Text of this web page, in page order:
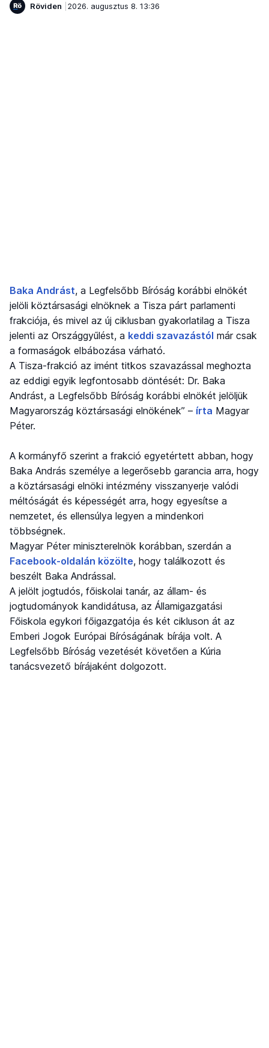
Röviden
2026. augusztus 8. 13:36
Baka Andrást, a Legfelsőbb Bíróság korábbi elnökét
jelöli köztársasági elnöknek a Tisza párt parlamenti
frakciója, és mivel az új ciklusban gyakorlatilag a Tisza
jelenti az Országgyűlést, a keddi szavazástól már csak
a formaságok elbábozása várható.
A Tisza-frakció az imént titkos szavazással meghozta
az eddigi egyik legfontosabb döntését: Dr. Baka
Andrást, a Legfelsőbb Bíróság korábbi elnökét jelöljük
Magyarország köztársasági elnökének” – írta Magyar
Péter.
A kormányfő szerint a frakció egyetértett abban, hogy
Baka András személye a legerősebb garancia arra, hogy
a köztársasági elnöki intézmény visszanyerje valódi
méltóságát és képességét arra, hogy egyesítse a
nemzetet, és ellensúlya legyen a mindenkori
többségnek.
Magyar Péter miniszterelnök korábban, szerdán a
Facebook-oldalán közölte, hogy találkozott és
beszélt Baka Andrással.
A jelölt jogtudós, főiskolai tanár, az állam- és
jogtudományok kandidátusa, az Államigazgatási
Főiskola egykori főigazgatója és két cikluson át az
Emberi Jogok Európai Bíróságának bírája volt. A
Legfelsőbb Bíróság vezetését követően a Kúria
tanácsvezető bírájaként dolgozott.